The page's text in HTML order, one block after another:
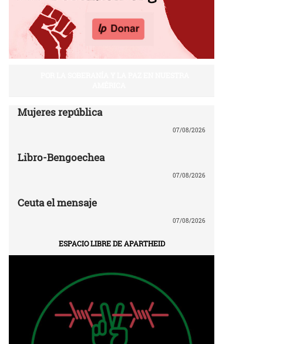
Mujeres república
07/08/2026
Libro-Bengoechea
07/08/2026
Ceuta el mensaje
07/08/2026
ESPACIO LIBRE DE APARTHEID